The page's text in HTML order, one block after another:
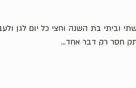
בת השנה וחצי כל יום לגן
חסר רק דבר אחד...